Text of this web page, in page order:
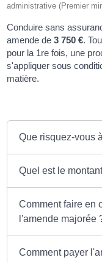
administrative (Premier
Conduire sans
amende de3 750 €.
pour la 1re fois, une
s'appliquer sous
matière.
Que risquez-vous
Quel est le
Comment faire en
l'amende majorée
Comment payer